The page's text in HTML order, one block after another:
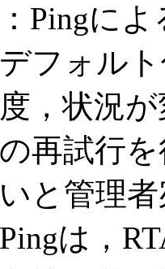
Pingに
デフォル
度，状況
の再試行
いと管理
Pingは，